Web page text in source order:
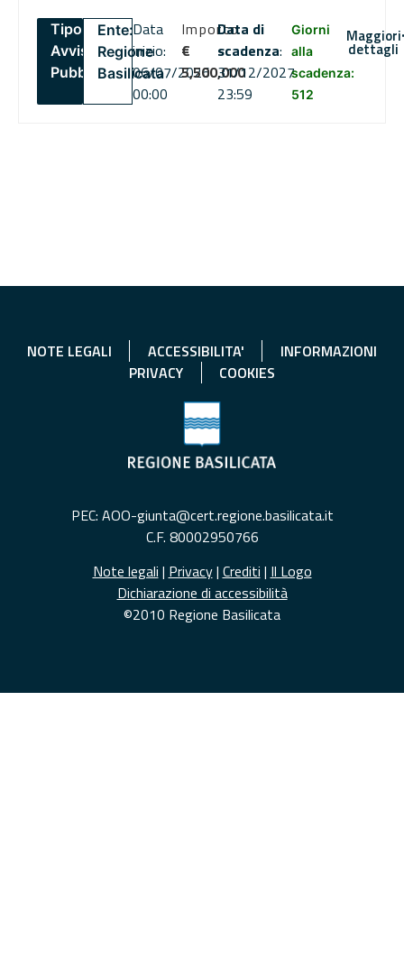
Tipo:
Avviso
Pubblico
Ente:
Regione
Basilicata
Data
inizio:
06/07/2026
00:00
Importo
€
5,500,000
Data di
scadenza:
31/12/2027
23:59
Giorni
alla
scadenza:
512
Maggiori
dettagli
NOTE LEGALI ACCESSIBILITA'
INFORMAZIONI
PRIVACY
COOKIES
PEC: AOO-giunta@cert.regione.basilicata.it
C.F. 80002950766
Note legali | Privacy| Crediti | Il Logo
Dichiarazione di accessibilità
©2010 Regione Basilicata